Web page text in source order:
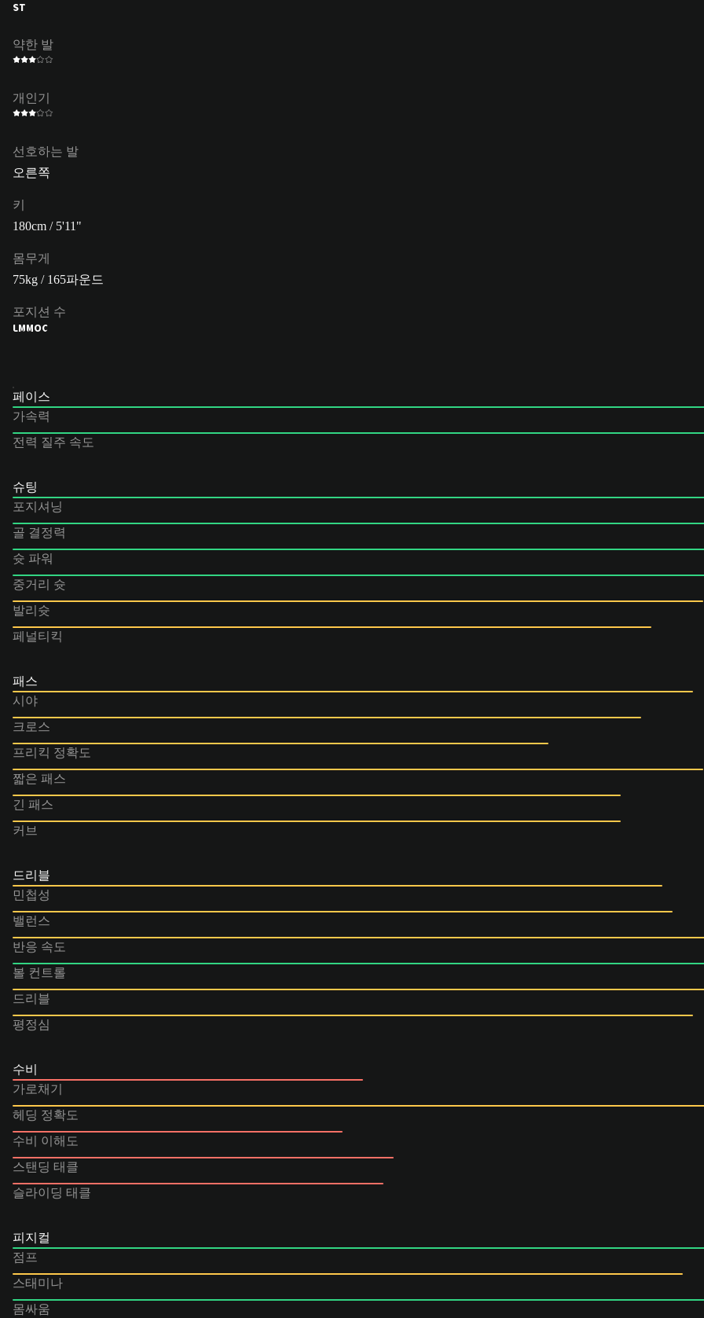
ST
약한 발
개인기
선호하는 발
오른쪽
키
180cm / 5'11"
몸무게
75kg / 165파운드
포지션 수
LMMOC
페이스
가속력
전력 질주 속도
슈팅
포지셔닝
골 결정력
슛 파워
중거리 슛
발리슛
페널티킥
패스
시야
크로스
프리킥 정확도
짧은 패스
긴 패스
커브
드리블
민첩성
밸런스
반응 속도
볼 컨트롤
드리블
평정심
수비
가로채기
헤딩 정확도
수비 이해도
스탠딩 태클
슬라이딩 태클
피지컬
점프
스태미나
몸싸움